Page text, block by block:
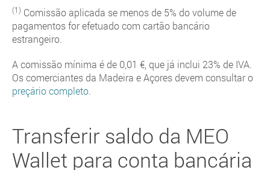
(1) Comissão aplicada se menos de 5% do volume de
pagamentos for efetuado com cartão bancário
estrangeiro.
A comissão mínima é de 0,01 €, que já inclui 23% de IVA.
Os comerciantes da Madeira e Açores devem consultar o
preçário completo.
Transferir saldo da MEO
Wallet para conta bancária